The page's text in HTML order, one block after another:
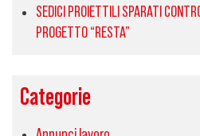
SEDICI PROIETTILI SPARATI
PROGETTO “RESTA”
Categorie